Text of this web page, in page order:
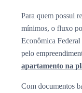
Para quem possui
mínimos, o fluxo
Econômica Federal
pelo
apartamento na
Com documentos